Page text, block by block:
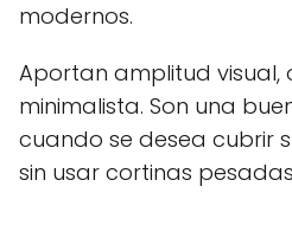
modernos.
Aportan amplitud visual,
minimalista. Son una
cuando se desea cubrir
sin usar cortinas